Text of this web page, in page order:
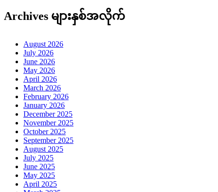
Archives များနှစ်အလိုက်
August 2026
July 2026
June 2026
May 2026
April 2026
March 2026
February 2026
January 2026
December 2025
November 2025
October 2025
September 2025
August 2025
July 2025
June 2025
May 2025
April 2025